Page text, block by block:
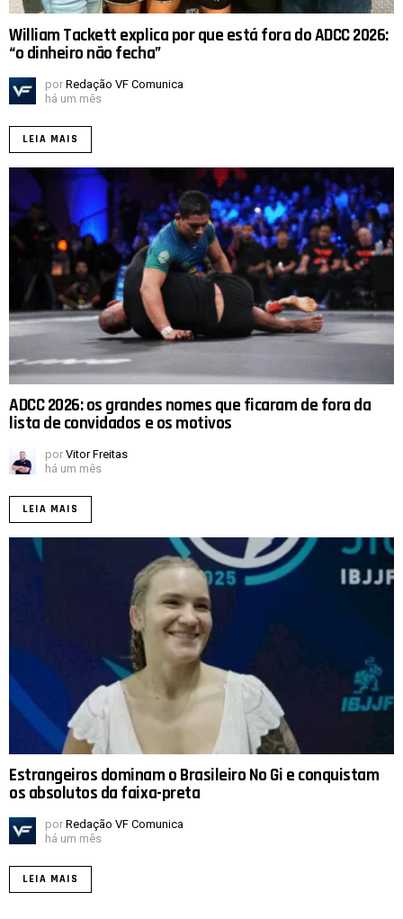
William Tackett explica por que está fora do ADCC 2026:
“o dinheiro não fecha”
por Redação VF Comunica
há um mês
LEIA MAIS
ADCC 2026: os grandes nomes que ficaram de fora da
lista de convidados e os motivos
por Vitor Freitas
há um mês
LEIA MAIS
Estrangeiros dominam o Brasileiro No Gi e conquistam
os absolutos da faixa-preta
por Redação VF Comunica
há um mês
LEIA MAIS